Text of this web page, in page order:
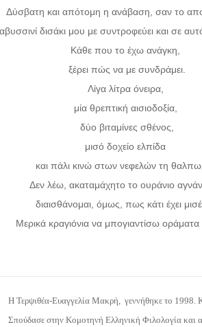
Δύσβατη και απότομη η ανάβαση, σαν το
δισάκι μου με συντροφεύει και σε
Κάθε που το έχω ανάγκη,
ξέρει πώς να με συνδράμει.
Λίγα λίτρα όνειρα,
μία θρεπτική αισιοδοξία,
δύο βιταμίνες σθένος,
μισό δοχείο ελπίδα
και πάλι κινώ στων νεφελών τη
Δεν λέω, ακαταμάχητο το ουράνιο
διαισθάνομαι, όμως, πως κάτι έχει
Μερικά κραγιόνια να μπογιαντίσω
H Τερψιθέα-Ευαγγελία Μακρή, γεννήθηκε το 1998.
Σπούδασε στην Κομοτηνή Ελληνική Φιλολογία και